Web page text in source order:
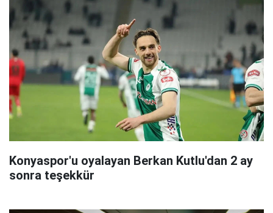
Konyaspor'u oyalayan Berkan Kutlu'dan 2 ay
sonra teşekkür